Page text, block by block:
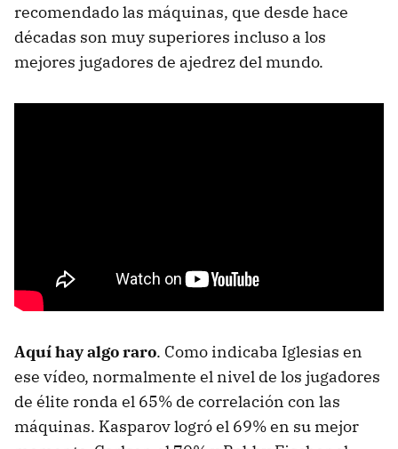
recomendado las máquinas, que desde hace
décadas son muy superiores incluso a los
mejores jugadores de ajedrez del mundo.
Aquí hay algo raro. Como indicaba Iglesias en
ese vídeo, normalmente el nivel de los jugadores
de élite ronda el 65% de correlación con las
máquinas. Kasparov logró el 69% en su mejor